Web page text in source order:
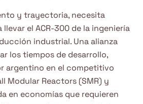
y trayectoria, necesita
el ACR-300 de la ingeniería
industrial. Una alianza
los tiempos de desarrollo,
argentino en el competitivo
Modular Reactors (SMR) y
en economías que requieren